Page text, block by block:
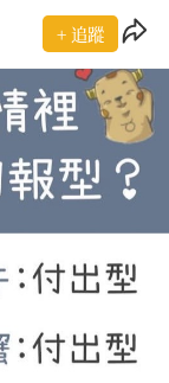
+ 追蹤